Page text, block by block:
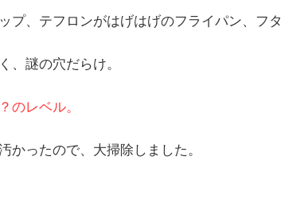
プ、テフロンがはげはげのフライパン、フ
、謎の穴だらけ。
のレベル。
かったので、大掃除しました。